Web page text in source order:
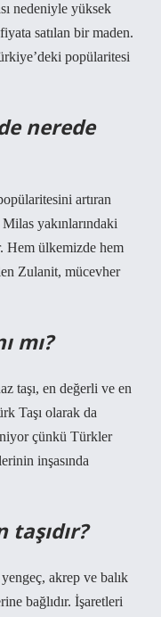
nedeniyle yüksek
satılan bir maden.
popülaritesi
nerede
artıran
yakınlarındaki
Hem ülkemizde hem
Zulanit, mücevher
mı?
taşı, en değerli ve en
Taşı olarak da
çünkü Türkler
inşasında
akrep ve balık
bağlıdır. İşaretleri